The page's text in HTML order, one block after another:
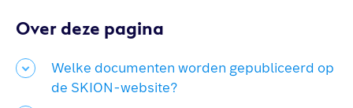
Over deze pagina
Welke documenten worden gepubliceerd op
de SKION-website?